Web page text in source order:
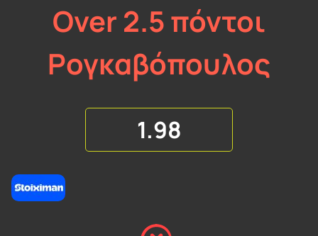
Over 2.5 πόντοι
Ρογκαβόπουλος
1.98